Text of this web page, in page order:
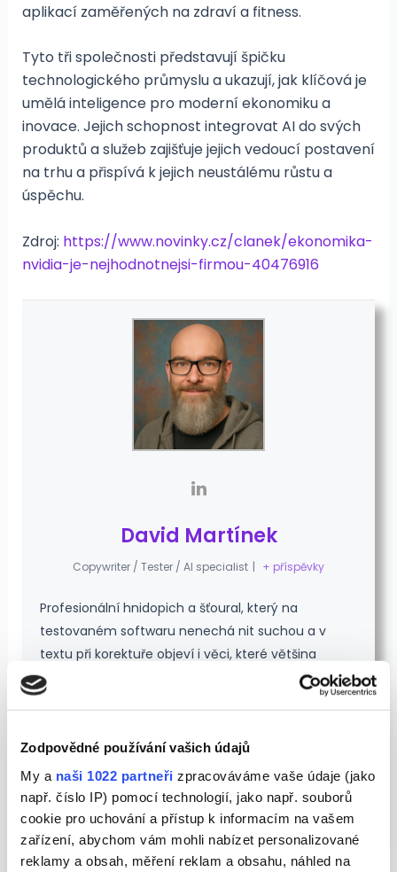
Zodpovědné používání vašich údajů
My a naši 1022 partneři zpracováváme vaše údaje (jako
např. číslo IP) pomocí technologií, jako např. souborů
cookie pro uchování a přístup k informacím na vašem
zařízení, abychom vám mohli nabízet personalizované
reklamy a obsah, měření reklam a obsahu, náhled na
aplikací zaměřených na zdraví a fitness.
Tyto tři společnosti představují špičku
technologického průmyslu a ukazují, jak klíčová je
umělá inteligence pro moderní ekonomiku a
inovace. Jejich schopnost integrovat AI do svých
produktů a služeb zajišťuje jejich vedoucí postavení
na trhu a přispívá k jejich neustálému růstu a
úspěchu.
Zdroj: https://www.novinky.cz/clanek/ekonomika-
nvidia-je-nejhodnotnejsi-firmou-40476916
David Martínek
Copywriter / Tester / AI specialist | + příspěvky
Profesionální hnidopich a šťoural, který na
testovaném softwaru nenechá nit suchou a v
textu při korektuře objeví i věci, které většina
ostatních ani nepovažuje za chybu. Příležitostný
psavec a zarytý antiprogramátor, libující si v roli
"blbuvzdorný". Nově také průzkumník rozvíjejícího
se světa umělých inteligencí.
Ve volném čase převážně basák a náruživý pejskař.